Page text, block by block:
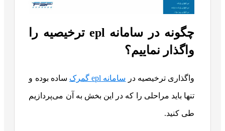
چگونه در سامانه epl ترخیصیه را
واگذار نماییم؟
واگذاری ترخیصیه در سامانه epl گمرک ساده بوده و
تنها باید مراحلی را که در این بخش به آن می‌پردازیم
طی کنید.